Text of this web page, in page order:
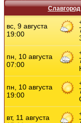
Славгород